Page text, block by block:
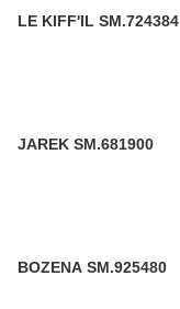
LE KIFF'IL SM.724384
JAREK SM.681900
BOZENA SM.925480